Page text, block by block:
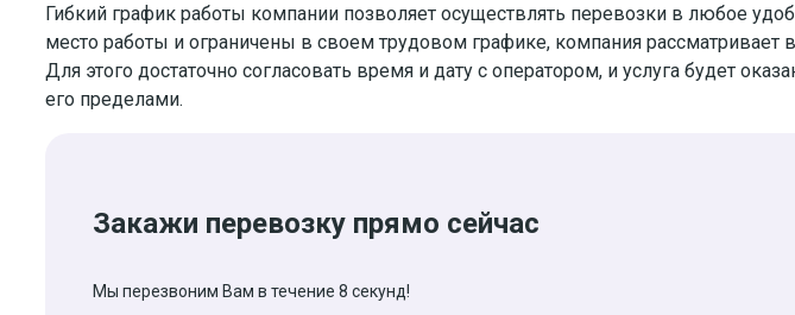
Гибкий график работы компании позволяет осуществлять перевозки в любое
место работы и ограничены в своем трудовом графике, компания
Для этого достаточно согласовать время и дату с оператором, и услуга будет
его пределами.
Закажи перевозку прямо сейчас
Мы перезвоним Вам в течение 8 секунд!